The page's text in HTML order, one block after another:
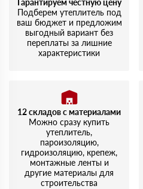
удивило. Упаковка целая,
Гарантируем честную цену
Подберем утеплитель под
ваш бюджет и предложим
выгодный вариант без
переплаты за лишние
характеристики
12 складов с материалами
Можно сразу купить
утеплитель,
пароизоляцию,
гидроизоляцию, крепеж,
монтажные ленты и
другие материалы для
строительства